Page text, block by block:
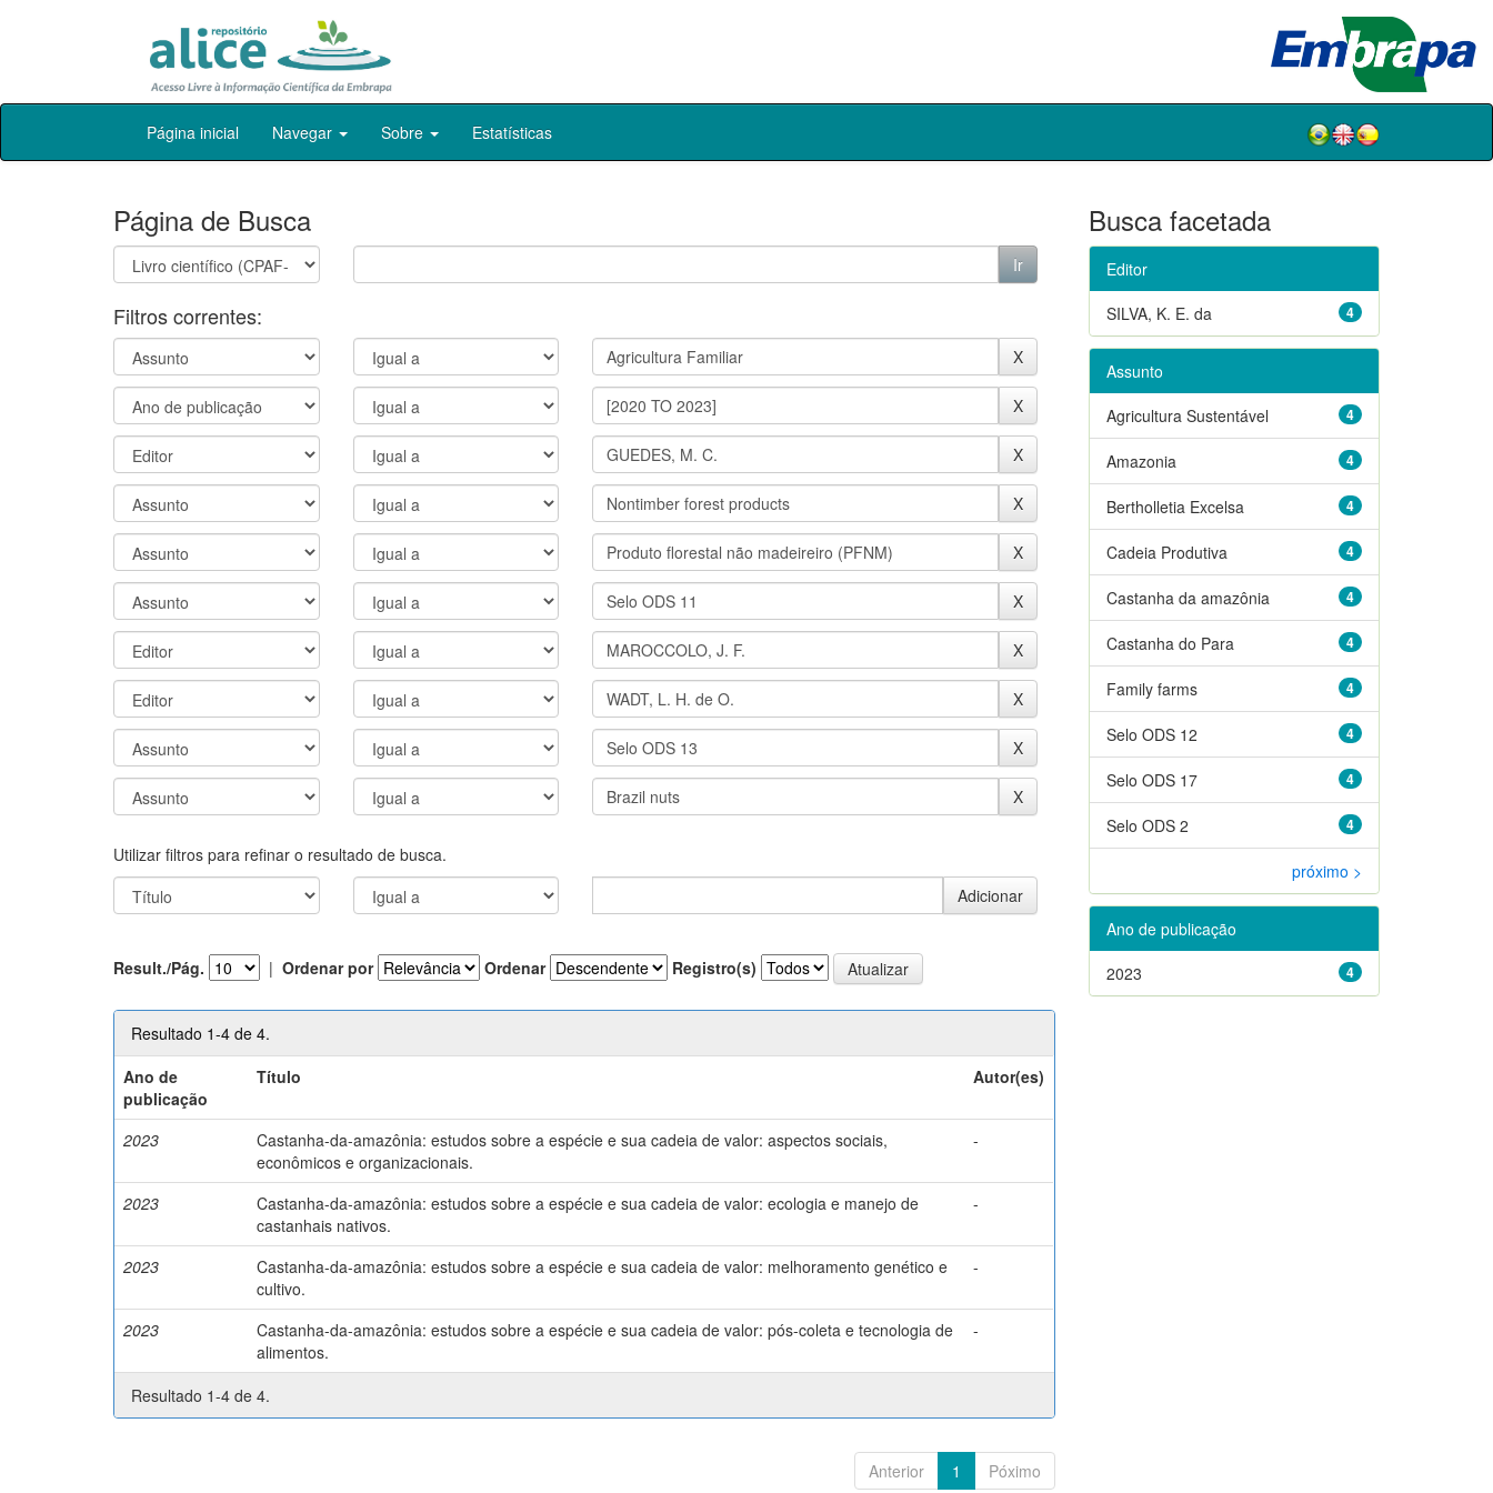
Skip
Página inicial Navegar Sobre Estatísticas
Página de Busca
Filtros correntes:
Utilizar filtros para refinar o resultado de busca.
Result./Pág. | Ordenar por Ordenar Registro(s)
Resultado 1-4 de 4.
Ano de
publicação
Título Autor(es)
2023
Castanha-da-amazônia: estudos sobre a espécie e sua cadeia de valor: aspectos sociais,
econômicos e organizacionais.
-
2023
Castanha-da-amazônia: estudos sobre a espécie e sua cadeia de valor: ecologia e manejo de
castanhais nativos.
-
2023
Castanha-da-amazônia: estudos sobre a espécie e sua cadeia de valor: melhoramento genético e
cultivo.
-
2023
Castanha-da-amazônia: estudos sobre a espécie e sua cadeia de valor: pós-coleta e tecnologia de
alimentos.
-
Resultado 1-4 de 4.
Anterior 1 Póximo
Busca facetada
Editor
4
SILVA, K. E. da
Assunto
4
Agricultura Sustentável
4
Amazonia
4
Bertholletia Excelsa
4
Cadeia Produtiva
4
Castanha da amazônia
4
Castanha do Para
4
Family farms
4
Selo ODS 12
4
Selo ODS 17
4
Selo ODS 2
próximo >
Ano de publicação
4
2023